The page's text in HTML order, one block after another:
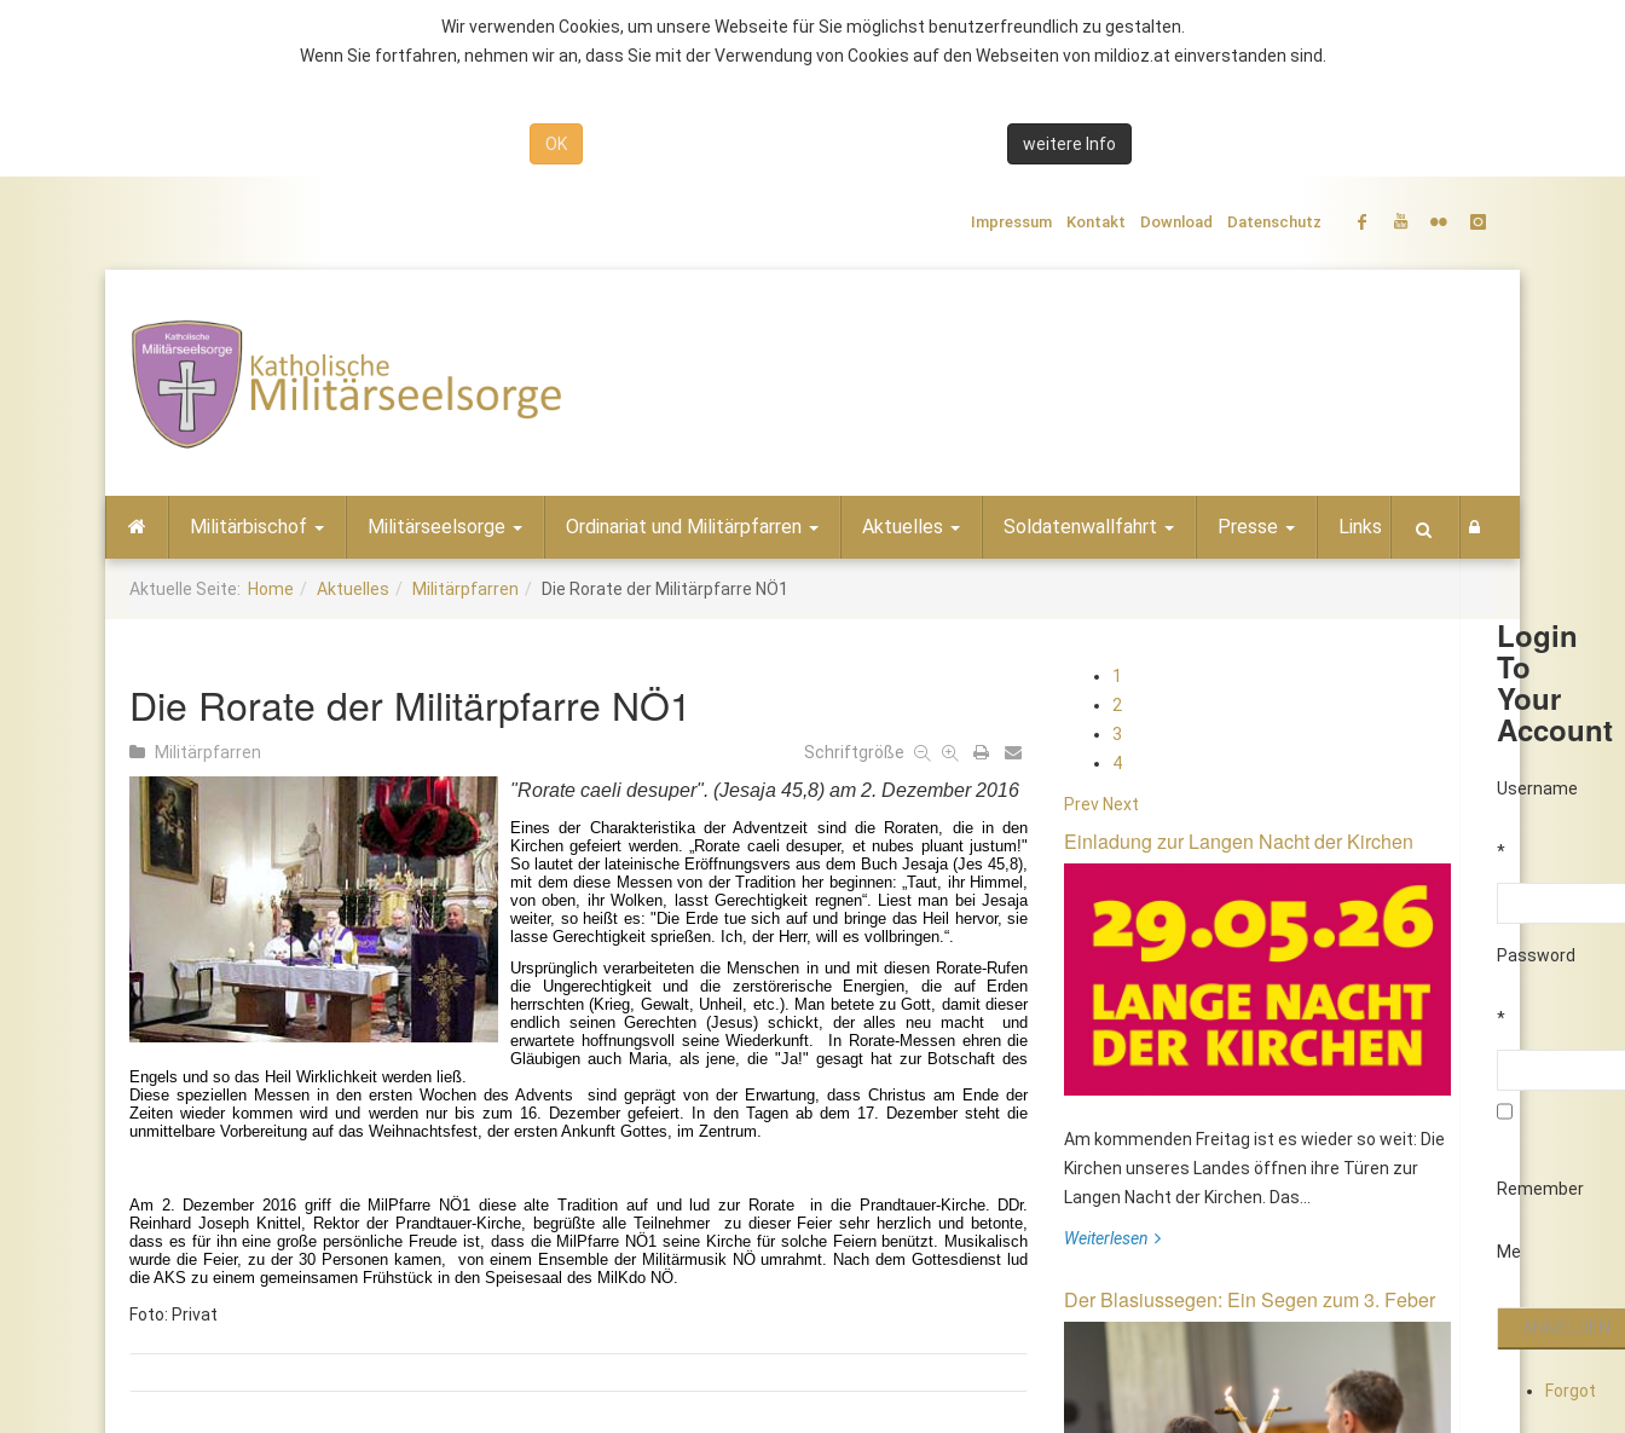
Wir verwenden Cookies, um unsere Webseite für Sie möglichst benutzerfreundlich zu gestalten.
Wenn Sie fortfahren, nehmen wir an, dass Sie mit der Verwendung von Cookies auf den Webseiten von mildioz.at einverstanden sind.
OK weitere Info
Impressum Kontakt Download Datenschutz
Login
To
Your
Account
Username
*
Password
*
Remember
Me
Forgot
Home
Militärbischof Militärseelsorge Ordinariat und Militärpfarren Aktuelles Soldatenwallfahrt Presse Links
Aktuelle Seite: Home Aktuelles Militärpfarren Die Rorate der Militärpfarre NÖ1
Die Rorate der Militärpfarre NÖ1
Militärpfarren Schriftgröße
"Rorate caeli desuper". (Jesaja 45,8) am 2. Dezember 2016
Eines der Charakteristika der Adventzeit sind die Roraten, die in den
Kirchen gefeiert werden. „Rorate caeli desuper, et nubes pluant justum!"
So lautet der lateinische Eröffnungsvers aus dem Buch Jesaja (Jes 45,8),
mit dem diese Messen von der Tradition her beginnen: „Taut, ihr Himmel,
von oben, ihr Wolken, lasst Gerechtigkeit regnen“. Liest man bei Jesaja
weiter, so heißt es: "Die Erde tue sich auf und bringe das Heil hervor, sie
lasse Gerechtigkeit sprießen. Ich, der Herr, will es vollbringen.“.
Ursprünglich verarbeiteten die Menschen in und mit diesen Rorate-Rufen
die Ungerechtigkeit und die zerstörerische Energien, die auf Erden
herrschten (Krieg, Gewalt, Unheil, etc.). Man betete zu Gott, damit dieser
endlich seinen Gerechten (Jesus) schickt, der alles neu macht und
erwartete hoffnungsvoll seine Wiederkunft. In Rorate-Messen ehren die
Gläubigen auch Maria, als jene, die "Ja!" gesagt hat zur Botschaft des
Engels und so das Heil Wirklichkeit werden ließ.
Diese speziellen Messen in den ersten Wochen des Advents sind geprägt von der Erwartung, dass Christus am Ende der
Zeiten wieder kommen wird und werden nur bis zum 16. Dezember gefeiert. In den Tagen ab dem 17. Dezember steht die
unmittelbare Vorbereitung auf das Weihnachtsfest, der ersten Ankunft Gottes, im Zentrum.
Am 2. Dezember 2016 griff die MilPfarre NÖ1 diese alte Tradition auf und lud zur Rorate in die Prandtauer-Kirche. DDr.
Reinhard Joseph Knittel, Rektor der Prandtauer-Kirche, begrüßte alle Teilnehmer zu dieser Feier sehr herzlich und betonte,
dass es für ihn eine große persönliche Freude ist, dass die MilPfarre NÖ1 seine Kirche für solche Feiern benützt. Musikalisch
wurde die Feier, zu der 30 Personen kamen, von einem Ensemble der Militärmusik NÖ umrahmt. Nach dem Gottesdienst lud
die AKS zu einem gemeinsamen Frühstück in den Speisesaal des MilKdo NÖ.
Foto: Privat
1
2
3
4
Prev Next
Einladung zur Langen Nacht der Kirchen
Am kommenden Freitag ist es wieder so weit: Die
Kirchen unseres Landes öffnen ihre Türen zur
Langen Nacht der Kirchen. Das...
Weiterlesen
Der Blasiussegen: Ein Segen zum 3. Feber